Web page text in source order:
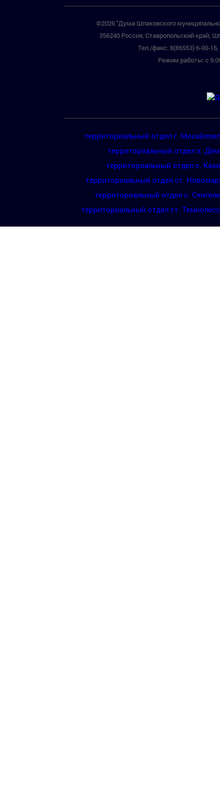
©2026 "Дума Шпаковского
356240 Россия, Ставропольский край,
Тел./факс: 8(86553) 6-00-
Режим работы: с
территориальный отдел г.
территориальный отдел х.
территориальный отдел с.
территориальный отдел ст.
территориальный отдел с.
территориальный отдел ст.